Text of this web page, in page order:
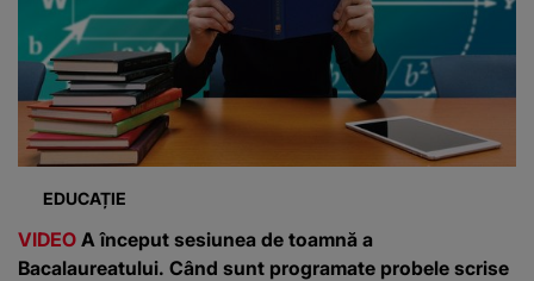
EDUCAȚIE
VIDEO A început sesiunea de toamnă a
Bacalaureatului. Când sunt programate probele scrise